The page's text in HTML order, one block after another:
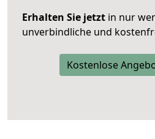
Erhalten Sie jetzt in nur
unverbindliche und
Kostenlose